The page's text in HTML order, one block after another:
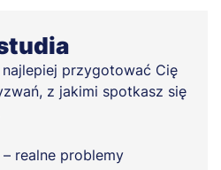
przygotować Cię
z jakimi spotkasz się
– realne problemy